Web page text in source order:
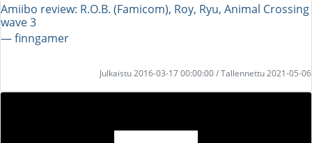
Amiibo review: R.O.B. (Famicom), Roy, Ryu, Animal Crossing
wave 3
― finngamer
Julkaistu 2016-03-17 00:00:00 / Tallennettu 2021-05-06